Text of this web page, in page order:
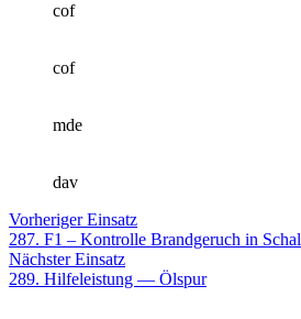
cof
cof
mde
dav
Beitragsnavigation
Vorheriger EinsatzVorheriger
Einsatz:
287. F1 – Kontrolle Brandgeruch in
Nächster EinsatzNächster
Einsatz:
289. Hilfeleistung — Ölspur